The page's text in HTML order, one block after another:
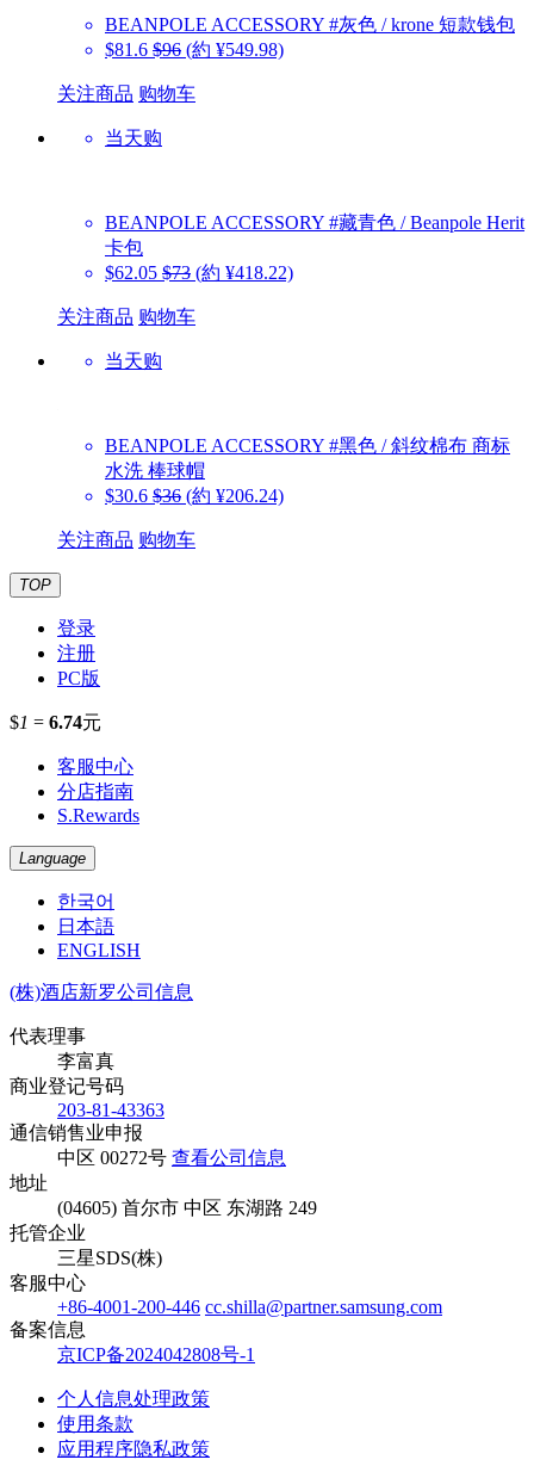
BEANPOLE ACCESSORY #灰色 / krone 短款钱包
$81.6 $96 (約 ¥549.98)
关注商品 购物车
当天购
BEANPOLE ACCESSORY #藏青色 / Beanpole Herit
卡包
$62.05 $73 (約 ¥418.22)
关注商品 购物车
当天购
BEANPOLE ACCESSORY #黑色 / 斜纹棉布 商标
水洗 棒球帽
$30.6 $36 (約 ¥206.24)
关注商品 购物车
TOP
登录
注册
PC版
$1 = 6.74元
客服中心
分店指南
S.Rewards
Language
한국어
日本語
ENGLISH
(株)酒店新罗公司信息
代表理事
李富真
商业登记号码
203-81-43363
通信销售业申报
中区 00272号 查看公司信息
地址
(04605) 首尔市 中区 东湖路 249
托管企业
三星SDS(株)
客服中心
+86-4001-200-446 cc.shilla@partner.samsung.com
备案信息
京ICP备2024042808号-1
个人信息处理政策
使用条款
应用程序隐私政策